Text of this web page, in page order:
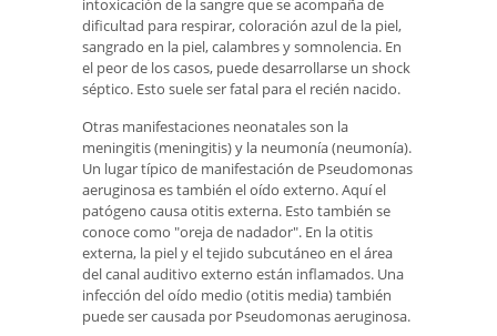
intoxicación de la sangre que se acompaña de
dificultad para respirar, coloración azul de la piel,
sangrado en la piel, calambres y somnolencia. En
el peor de los casos, puede desarrollarse un shock
séptico. Esto suele ser fatal para el recién nacido.
Otras manifestaciones neonatales son la
meningitis (meningitis) y la neumonía (neumonía).
Un lugar típico de manifestación de Pseudomonas
aeruginosa es también el oído externo. Aquí el
patógeno causa otitis externa. Esto también se
conoce como "oreja de nadador". En la otitis
externa, la piel y el tejido subcutáneo en el área
del canal auditivo externo están inflamados. Una
infección del oído medio (otitis media) también
puede ser causada por Pseudomonas aeruginosa.